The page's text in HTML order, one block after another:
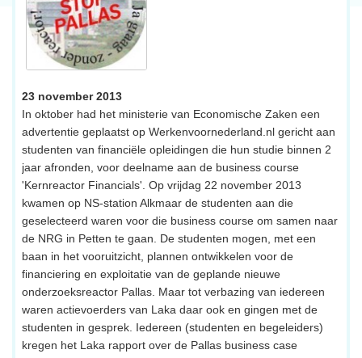
23 november 2013
In oktober had het ministerie van Economische Zaken een
advertentie geplaatst op Werkenvoornederland.nl gericht aan
studenten van financiële opleidingen die hun studie binnen 2
jaar afronden, voor deelname aan de business course
'Kernreactor Financials'. Op vrijdag 22 november 2013
kwamen op NS-station Alkmaar de studenten aan die
geselecteerd waren voor die business course om samen naar
de NRG in Petten te gaan. De studenten mogen, met een
baan in het vooruitzicht, plannen ontwikkelen voor de
financiering en exploitatie van de geplande nieuwe
onderzoeksreactor Pallas. Maar tot verbazing van iedereen
waren actievoerders van Laka daar ook en gingen met de
studenten in gesprek. Iedereen (studenten en begeleiders)
kregen het Laka rapport over de Pallas business case